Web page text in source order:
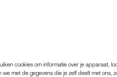
cookies om informatie over je apparaat,
met de gegevens die je zelf deelt met ons,